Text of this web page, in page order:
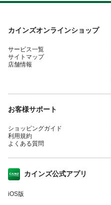
カインズオンラインショップ
サービス一覧
サイトマップ
店舗情報
お客様サポート
ショッピングガイド
利用規約
よくある質問
カインズ公式アプリ
iOS版